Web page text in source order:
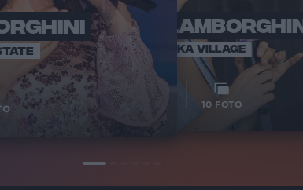
ELETTRA
VOI TANKA VILLAGE
10 FOTO
VOI